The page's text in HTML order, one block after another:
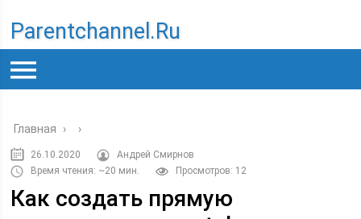
Parentchannel.ru
Главная › ›
26.10.2020
Андрей Смирнов
Время чтения: ~20 мин.
Просмотров: 12
Как создать прямую